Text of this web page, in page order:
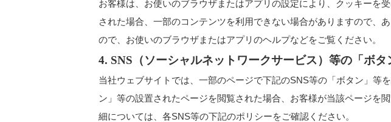
お客様は、お使いのブラウザまたはアプリの設定により、クッキーを
された場合、一部のコンテンツを利用できない場合がありますので、
ので、お使いのブラウザまたはアプリのヘルプなどをご覧ください。
4. SNS（ソーシャルネットワークサービス）等の「ボタ
当社ウェブサイトでは、一部のページで下記のSNS等の「ボタン」等
ン」等の設置されたページを閲覧された場合、お客様が当該ページを
細については、各SNS等の下記のポリシーをご確認ください。